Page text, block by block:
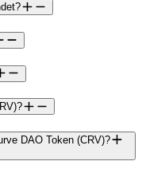
DAO Token (CRV)?